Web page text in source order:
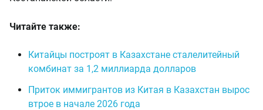
Читайте также:
Китайцы построят в Казахстане сталелитейный
комбинат за 1,2 миллиарда долларов
Приток иммигрантов из Китая в Казахстан вырос
втрое в начале 2026 года